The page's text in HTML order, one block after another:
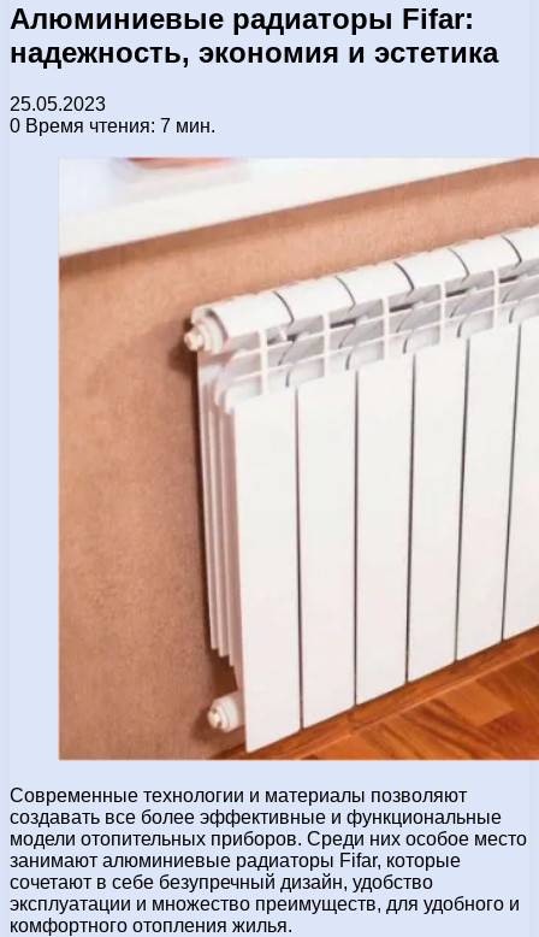
Алюминиевые радиаторы Fifar:
надежность, экономия и эстетика
25.05.2023
0 Время чтения: 7 мин.
Современные технологии и материалы позволяют
создавать все более эффективные и функциональные
модели отопительных приборов. Среди них особое место
занимают алюминиевые радиаторы Fifar, которые
сочетают в себе безупречный дизайн, удобство
эксплуатации и множество преимуществ, для удобного и
комфортного отопления жилья.